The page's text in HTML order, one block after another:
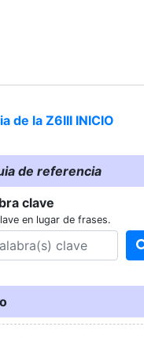
de laZ6III INICIO
de referencia
clave
en lugar de frases.